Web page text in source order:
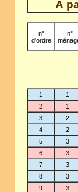
À
n°
d'ordre
-n°
1 1
2
1
3
2
4
2
5
3
6
3
7
3
8
3
9
3